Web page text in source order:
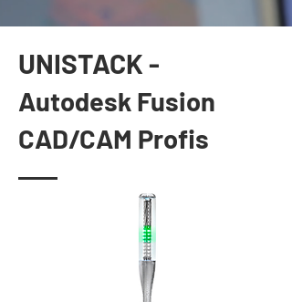
UNISTACK -
Autodesk Fusion
CAD/CAM Profis